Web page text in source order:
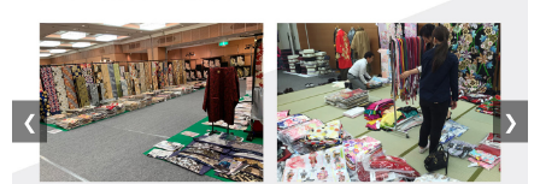
❮ ❯